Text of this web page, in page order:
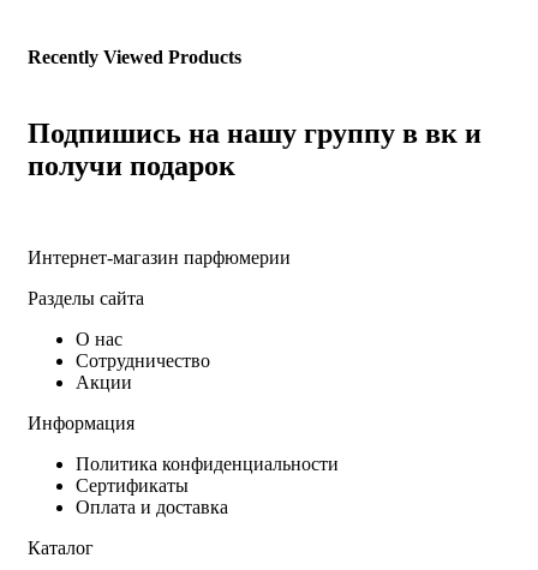
Recently Viewed Products
Подпишись на нашу группу в вк и
получи подарок
Интернет-магазин парфюмерии
Разделы сайта
О нас
Сотрудничество
Акции
Информация
Политика конфиденциальности
Сертификаты
Оплата и доставка
Каталог